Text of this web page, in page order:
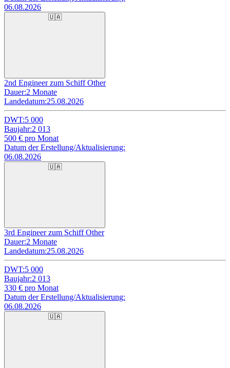
06.08.2026
🇺🇦
2nd Engineer zum Schiff Other
Dauer:2 Monate
Landedatum:25.08.2026
DWT:5 000
Baujahr:2 013
500 € pro Monat
Datum der Erstellung/Aktualisierung:
06.08.2026
🇺🇦
3rd Engineer zum Schiff Other
Dauer:2 Monate
Landedatum:25.08.2026
DWT:5 000
Baujahr:2 013
330 € pro Monat
Datum der Erstellung/Aktualisierung:
06.08.2026
🇺🇦